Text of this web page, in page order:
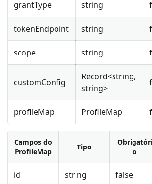
grantType string
tokenEndpoint string
scope string
customConfig
Record<string,
string>
profileMap ProfileMap
Campos do
ProfileMap
Tipo
Obrigatóri
o
id string false